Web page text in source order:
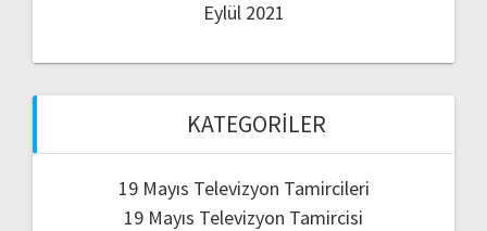
Eylül 2021
KATEGORILER
19 Mayıs Televizyon Tamircileri
19 Mayıs Televizyon Tamircisi